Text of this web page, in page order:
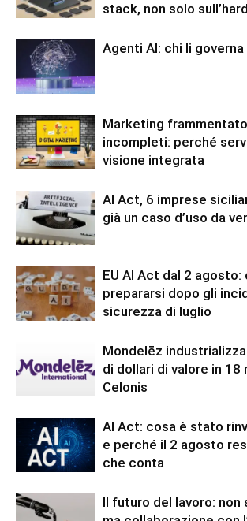
stack, non solo
Agenti AI: chi li governa
Marketing
incompleti: perché
visione integrata
AI Act, 6 imprese
già un caso d’uso da
EU AI Act dal 2 agosto:
prepararsi dopo gli
sicurezza di luglio
Mondelēz industrializza
di dollari di valore in 18
Celonis
AI Act: cosa è stato
e perché il 2 agosto
che conta
Il futuro del lavoro: